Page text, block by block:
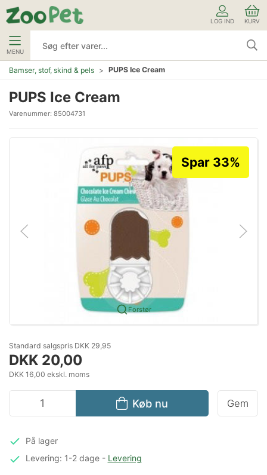
LOG IND KURV
MENU
Bamser, stof, skind & pels PUPS Ice Cream
PUPS Ice Cream
Varenummer: 85004731
Forstør
Spar 33%
Standard salgspris DKK 29,95
DKK 20,00
DKK 16,00 ekskl. moms
Køb nu Gem
På lager
Levering: 1-2 dage- Levering